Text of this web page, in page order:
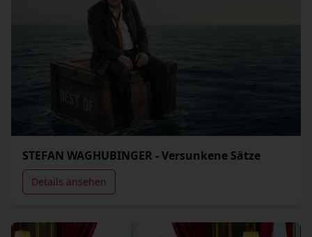
STEFAN WAGHUBINGER - Versunkene Sätze
Details ansehen